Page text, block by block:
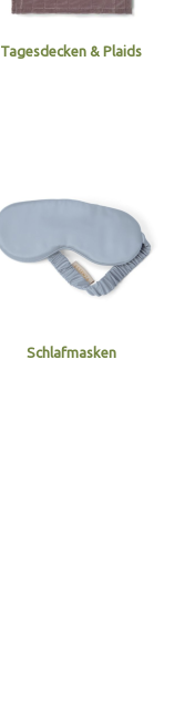
Tagesdecken & Plaids
Schlafmasken